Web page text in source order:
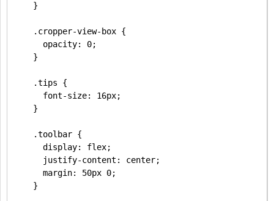
    }
    .cropper-view-box {
      opacity: 0;
    }
    .tips {
      font-size: 16px;
    }
    .toolbar {
      display: flex;
      justify-content: center;
      margin: 50px 0;
    }